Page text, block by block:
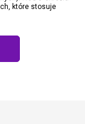
które stosuje